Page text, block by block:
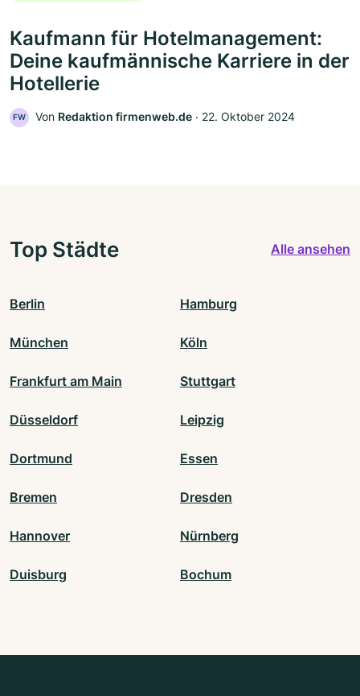
Kaufmann für Hotelmanagement:
Deine kaufmännische Karriere in der
Hotellerie
FW Von Redaktion firmenweb.de ‧ 22. Oktober 2024
Top Städte Alle ansehen
Berlin Hamburg
München Köln
Frankfurt am Main Stuttgart
Düsseldorf Leipzig
Dortmund Essen
Bremen Dresden
Hannover Nürnberg
Duisburg Bochum